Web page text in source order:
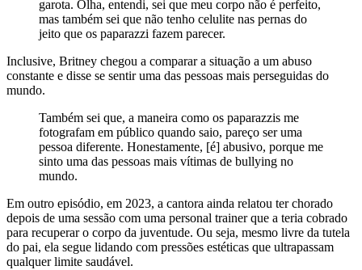
garota. Olha, entendi, sei que meu corpo não é perfeito,
mas também sei que não tenho celulite nas pernas do
jeito que os paparazzi fazem parecer.
Inclusive, Britney chegou a comparar a situação a um abuso
constante e disse se sentir uma das pessoas mais perseguidas do
mundo.
Também sei que, a maneira como os paparazzis me
fotografam em público quando saio, pareço ser uma
pessoa diferente. Honestamente, [é] abusivo, porque me
sinto uma das pessoas mais vítimas de bullying no
mundo.
Em outro episódio, em 2023, a cantora ainda relatou ter chorado
depois de uma sessão com uma personal trainer que a teria cobrado
para recuperar o corpo da juventude. Ou seja, mesmo livre da tutela
do pai, ela segue lidando com pressões estéticas que ultrapassam
qualquer limite saudável.